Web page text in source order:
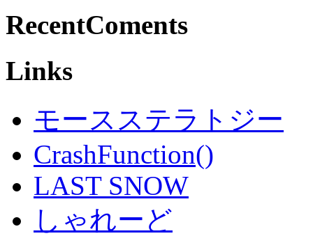
RecentComents
Links
モースステラトジー
CrashFunction()
LAST SNOW
しゃれーど